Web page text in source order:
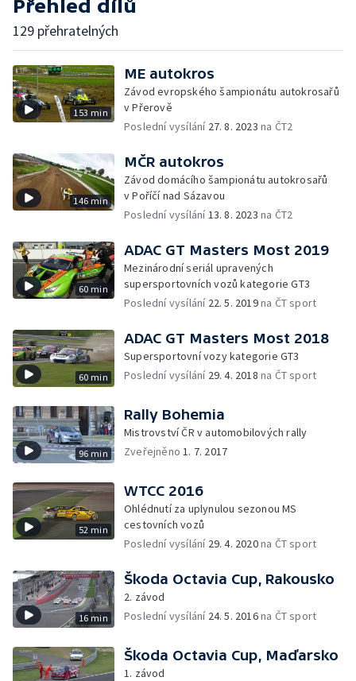
Přehled dílů
129 přehratelných
153 min
ME autokros
Závod evropského šampionátu autokrosařů
v Přerově
Poslední vysílání 27. 8. 2023 na ČT2
146 min
MČR autokros
Závod domácího šampionátu autokrosařů
v Poříčí nad Sázavou
Poslední vysílání13. 8. 2023 na ČT2
60 min
ADAC GT Masters Most 2019
Mezinárodní seriál upravených
supersportovních vozů kategorie GT3
Poslední vysílání 22. 5. 2019na ČT sport
60 min
ADAC GT Masters Most 2018
Supersportovní vozy kategorie GT3
Poslední vysílání 29. 4. 2018 na ČT sport
96 min
Rally Bohemia
Mistrovství ČR v automobilových rally
Zveřejněno1. 7. 2017
52 min
WTCC 2016
Ohlédnutí za uplynulou sezonou MS
cestovních vozů
Poslední vysílání 29. 4. 2020na ČT sport
16 min
Škoda Octavia Cup, Rakousko
2. závod
Poslední vysílání 24. 5. 2016na ČT sport
Škoda Octavia Cup, Maďarsko
1. závod